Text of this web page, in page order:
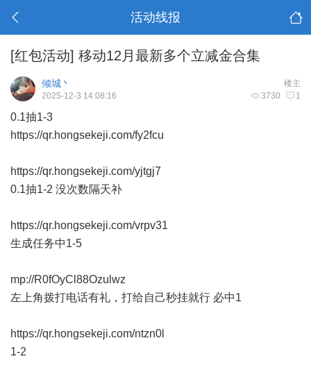
活动线报
[红包活动] 移动12月最新多个立减金合集
楼主
倾城丶
3730 1
2025-12-3 14:08:16
0.1抽1-3
https://qr.hongsekeji.com/fy2fcu
https://qr.hongsekeji.com/yjtgj7
0.1抽1-2 没次数隔天补
https://qr.hongsekeji.com/vrpv31
生成任务中1-5
mp://R0fOyCl88Ozulwz
左上角拨打电话有礼，打给自己秒挂就行 必中1
https://qr.hongsekeji.com/ntzn0l
1-2